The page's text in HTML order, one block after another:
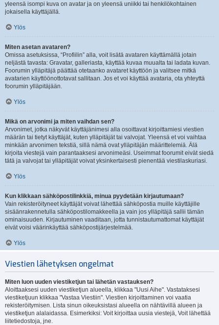
yleensä isompi kuva on avatar ja on yleensä uniikki tai henkilökohtainen
jokaisella käyttäjällä.
Ylös
Miten asetan avataren?
Omissa asetuksissa, “Profiilin” alla, voit lisätä avataren käyttämällä jotain
neljästä tavasta: Gravatar, galleriasta, käyttää kuvaa muualta tai ladata kuvan.
Foorumin ylläpitäjä päättää otetaanko avataret käyttöön ja valitsee mitkä
avatarien käyttöönottotavat sallitaan. Jos et voi käyttää avataria, ota yhteyttä
foorumin ylläpitäjään.
Ylös
Mikä on arvonimi ja miten vaihdan sen?
Arvonimet, jotka näkyvät käyttäjänimesi alla osoittavat kirjoittamiesi viestien
määrän tai tietyt käyttäjät, kuten ylläpitäjät tai valvojat. Yleensä et voi vaihtaa
minkään arvonimen tekstiä, sillä nämä ovat ylläpitäjän määrittelemiä. Älä
kirjoita viestejä vain parantaaksesi arvonimeäsi. Useimmat foorumit eivät siedä
tätä ja valvojat tai ylläpitäjät voivat yksinkertaisesti pienentää viestilaskuriasi.
Ylös
Kun klikkaan sähköpostilinkkiä, minua pyydetään kirjautumaan?
Vain rekisteröityneet käyttäjät voivat lähettää sähköpostia muille käyttäjille
sisäänrakennetulla sähköpostilomakkeella ja vain jos ylläpitäjä sallii tämän
ominaisuuden. Kirjautuminen vaaditaan, jotta tunnistautumattomat käyttäjät
eivät voisi väärinkäyttää sähköpostijärjestelmää.
Ylös
Viestien lähetyksen ongelmat
Miten luon uuden viestiketjun tai lähetän vastauksen?
Aloittaaksesi uuden viestiketjun alueella, klikkaa "Uusi Aihe". Vastataksesi
viestiketjuun klikkaa "Vastaa Viestiin". Viestien kirjoittaminen voi vaatia
rekisteröitymisen. Lista sinun oikeuksistasi alueella on nähtävillä alueen ja
viestiketjun alalaidassa. Esimerkiksi: Voit kirjoittaa uusia viestejä, Voit lähettää
liitetiedostoja, jne.